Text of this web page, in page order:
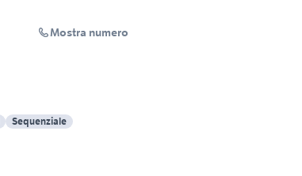
Mostra numero
Sequenziale